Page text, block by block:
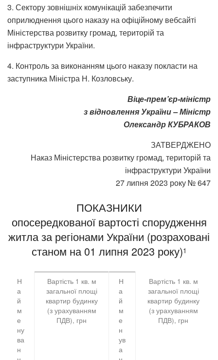
3. Сектору зовнішніх комунікацій забезпечити
оприлюднення цього наказу на офіційному вебсайті
Міністерства розвитку громад, територій та
інфраструктури України.
4. Контроль за виконанням цього наказу покласти на
заступника Міністра Н. Козловську.
Віце-прем’єр-міністр
з відновлення України – Міністр
Олександр КУБРАКОВ
ЗАТВЕРДЖЕНО
Наказ Міністерства розвитку громад, територій та
інфраструктури України
27 липня 2023 року № 647
ПОКАЗНИКИ
опосередкованої вартості спорудження
житла за регіонами України (розраховані
станом на 01 липня 2023 року)1
Н
а
й
м
е
ну
ва
н
Вартість 1 кв. м
загальної площі
квартир будинку
(з урахуванням
ПДВ), грн
Н
а
й
м
е
н
ув
а
Вартість 1 кв. м
загальної площі
квартир будинку
(з урахуванням
ПДВ), грн